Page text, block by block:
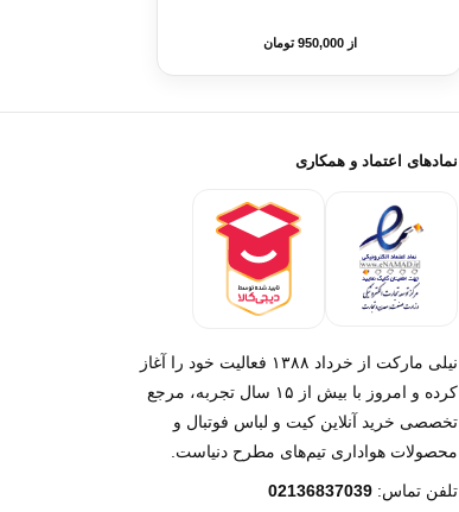
از 950,000 تومان
نمادهای اعتماد و همکاری
نیلی مارکت از خرداد ۱۳۸۸ فعالیت خود را آغاز
کرده و امروز با بیش از ۱۵ سال تجربه، مرجع
تخصصی خرید آنلاین کیت و لباس فوتبال و
محصولات هواداری تیم‌های مطرح دنیاست.
تلفن تماس: 02136837039